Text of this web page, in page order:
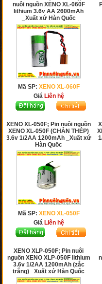
nuôi nguồn XENO XL-060F
lithium 3.6v AA 2600mAh
_Xuất xứ Hàn Quốc
Mã SP: XENO XL-060F
Giá Liên hệ
XENO XL-050F; Pin nuôi nguồn
XENO XL-050F (CHÂN THÉP)
3.6v 1/2AA 1200mAh _Xuất xứ
Hàn Quốc
Mã SP: XENO XL-050F
Giá Liên hệ
XENO XLP-050F; Pin nuôi
nguồn XENO XLP-050F lithium
3.6v 1/2AA 1200mAh (zắc
trắng) _Xuất xứ Hàn Quốc